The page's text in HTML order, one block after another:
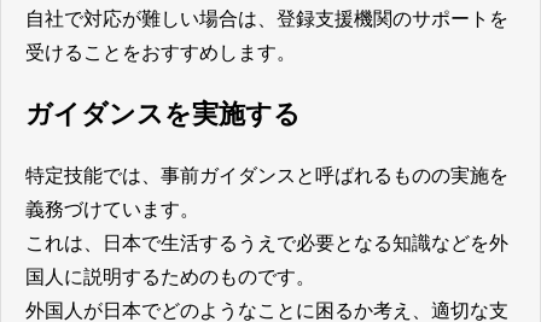
自社で対応が難しい場合は、登録支援機関のサポートを
受けることをおすすめします。
ガイダンスを実施する
特定技能では、事前ガイダンスと呼ばれるものの実施を
義務づけています。
これは、日本で生活するうえで必要となる知識などを外
国人に説明するためのものです。
外国人が日本でどのようなことに困るか考え、適切な支